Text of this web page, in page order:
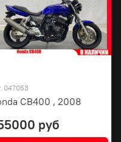
047053
CB400 , 2008
руб